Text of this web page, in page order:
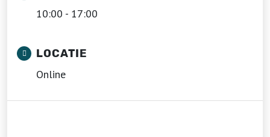
10:00 - 17:00
LOCATIE
Online